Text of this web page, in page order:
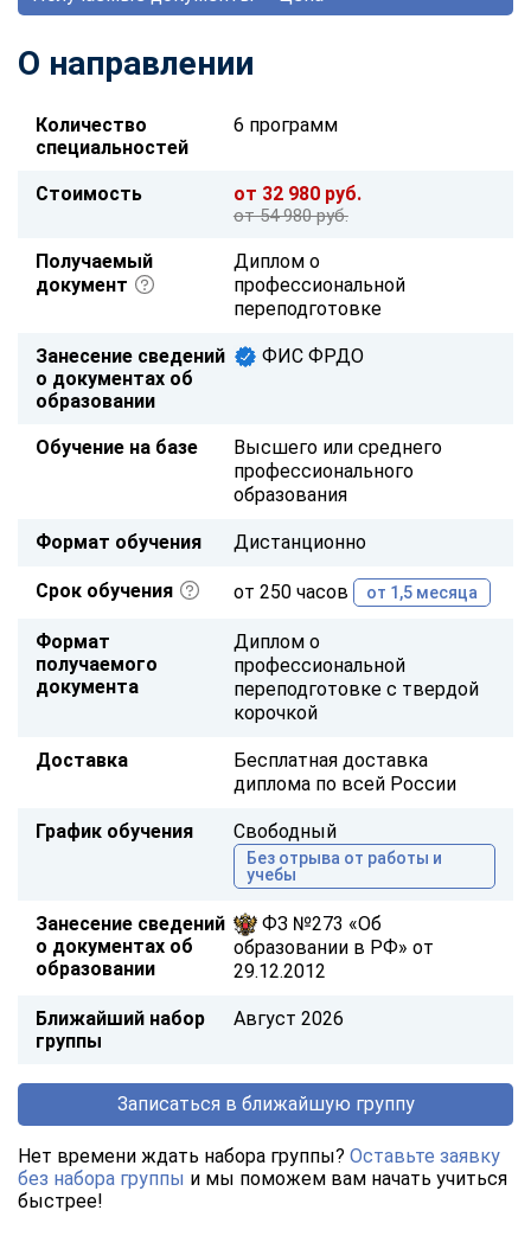
О направлении
Количество
специальностей
6 программ
Стоимость от 32 980 руб.
от 54 980 руб.
Получаемый
документ
Диплом о
профессиональной
переподготовке
Занесение сведений
о документах об
образовании
ФИС ФРДО
Обучение на базе
Высшего или среднего
профессионального
образования
Формат обучения Дистанционно
Срок обучения от 250 часов от 1,5 месяца
Формат
получаемого
документа
Диплом о
профессиональной
переподготовке с твердой
корочкой
Доставка
Бесплатная доставка
диплома по всей России
График обучения Свободный
Без отрыва от работы и
учебы
Занесение сведений
о документах об
образовании
ФЗ №273 «Об
образовании в РФ» от
29.12.2012
Ближайший набор
группы
Август 2026
Записаться в ближайшую группу
Нет времени ждать набора группы? Оставьте заявку
без набора группы и мы поможем вам начать учиться
быстрее!